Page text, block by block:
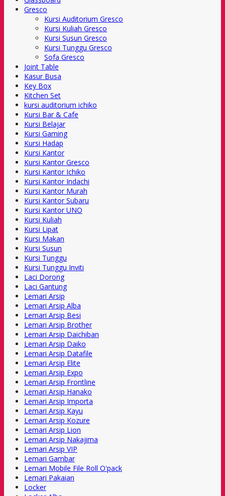
Gresco
Kursi Auditorium Gresco
Kursi Kuliah Gresco
Kursi Susun Gresco
Kursi Tunggu Gresco
Sofa Gresco
Joint Table
Kasur Busa
Key Box
Kitchen Set
kursi auditorium ichiko
Kursi Bar & Cafe
Kursi Belajar
Kursi Gaming
Kursi Hadap
Kursi Kantor
Kursi Kantor Gresco
Kursi Kantor Ichiko
Kursi Kantor Indachi
Kursi Kantor Murah
Kursi Kantor Subaru
Kursi Kantor UNO
Kursi Kuliah
Kursi Lipat
Kursi Makan
Kursi Susun
Kursi Tunggu
Kursi Tunggu Inviti
Laci Dorong
Laci Gantung
Lemari Arsip
Lemari Arsip Alba
Lemari Arsip Besi
Lemari Arsip Brother
Lemari Arsip Daichiban
Lemari Arsip Daiko
Lemari Arsip Datafile
Lemari Arsip Elite
Lemari Arsip Expo
Lemari Arsip Frontline
Lemari Arsip Hanako
Lemari Arsip Importa
Lemari Arsip Kayu
Lemari Arsip Kozure
Lemari Arsip Lion
Lemari Arsip Nakajima
Lemari Arsip VIP
Lemari Gambar
Lemari Mobile File Roll O'pack
Lemari Pakaian
Locker